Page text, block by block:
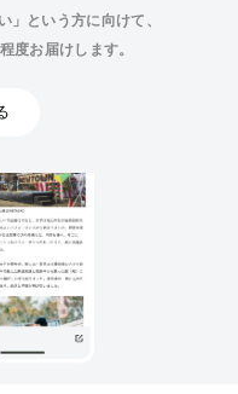
」という方に向けて、
度お届けします。